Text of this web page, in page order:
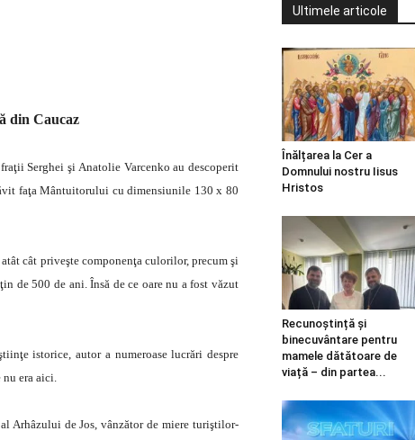
din Caucaz
Serghei şi Anatolie Varcenko au descoperit
faţa Mântuitorului cu dimensiunile 130 x 80
cât priveşte componenţa culorilor, precum şi
de 500 de ani. Însă de ce oare nu a fost văzut
istorice, autor a numeroase lucrări despre
nu era aici.
Arhâzului de Jos, vânzător de miere turiştilor-
Ultimele articole
Înălțarea la Cer a
Domnului nostru Iisus
Hristos
Recunoștință și
binecuvântare pentru
mamele dătătoare de
viață – din partea...